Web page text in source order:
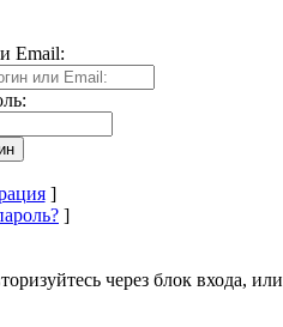
Email:
]
]
через блок входа, или